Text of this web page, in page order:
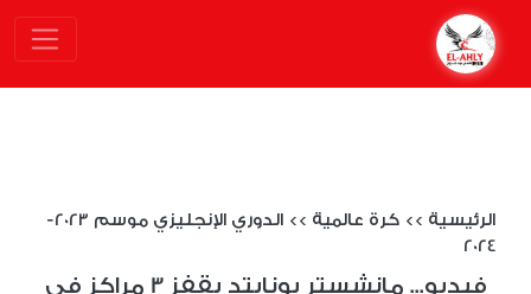
الرئيسية >> كرة عالمية >>
الدوري الإنجليزي موسم 2023-
2024
فيديو... مانشستر يونايتد يقفز 3 مراكز في